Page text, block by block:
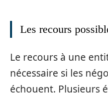
Les recours
Le recours à une
nécessaire si les
échouent. Plusieurs